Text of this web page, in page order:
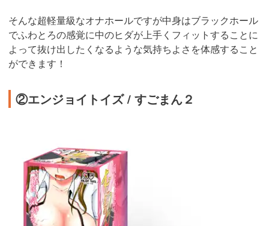
そんな超軽量級なオナホールですが中身はブラックホール
でふわとろの感覚に中のヒダが上手くフィットすることに
よって抜け出したくなるような気持ちよさを体感すること
ができます！
②エンジョイトイズ / すごまん２